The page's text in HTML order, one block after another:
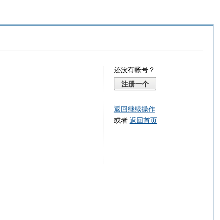
还没有帐号？
注册一个
返回继续操作
或者 返回首页